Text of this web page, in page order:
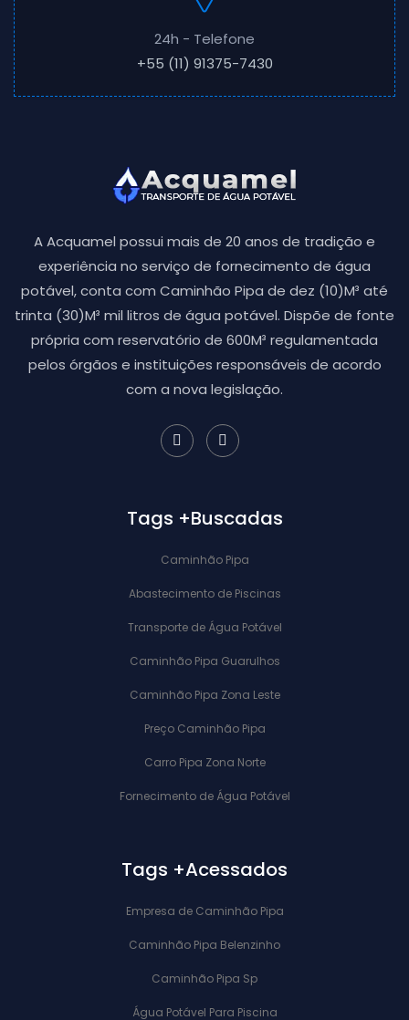
24h - Telefone
+55 (11) 91375-7430
A Acquamel possui mais de 20 anos de tradição e
experiência no serviço de fornecimento de água
potável, conta com Caminhão Pipa de dez (10)M³ até
trinta (30)M³ mil litros de água potável. Dispõe de fonte
própria com reservatório de 600M³ regulamentada
pelos órgãos e instituições responsáveis de acordo
com a nova legislação.
Tags +Buscadas
Caminhão Pipa
Abastecimento de Piscinas
Transporte de Água Potável
Caminhão Pipa Guarulhos
Caminhão Pipa Zona Leste
Preço Caminhão Pipa
Carro Pipa Zona Norte
Fornecimento de Água Potável
Tags +Acessados
Empresa de Caminhão Pipa
Caminhão Pipa Belenzinho
Caminhão Pipa Sp
Água Potável Para Piscina